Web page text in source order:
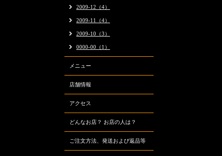
2009-12（4）
2009-11（4）
2009-10（3）
0000-00（1）
メニュー
店舗情報
アクセス
どんなお店？ お店の人は？
ご注文方法、発送および返品等